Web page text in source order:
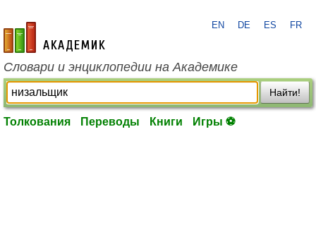
academic.ru
EN DE ES FR
Словари и энциклопедии на Академике
Найти!
Толкования Переводы Книги Игры ⚽